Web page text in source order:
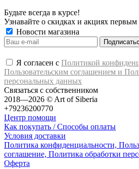
Будьте всегда в курсе!
Узнавайте о скидках и акциях первым
Новости магазина
Я согласен с Политикой
Пользовательским соглашением и
персональных данных
Связаться с собственником
2018—2026 © Art of Siberia
+79236200770
Центр помощи
Как покупать / Способы оплаты
Условия доставки
Политика конфиденциальности,
соглашение, Политика обработки
Оферта